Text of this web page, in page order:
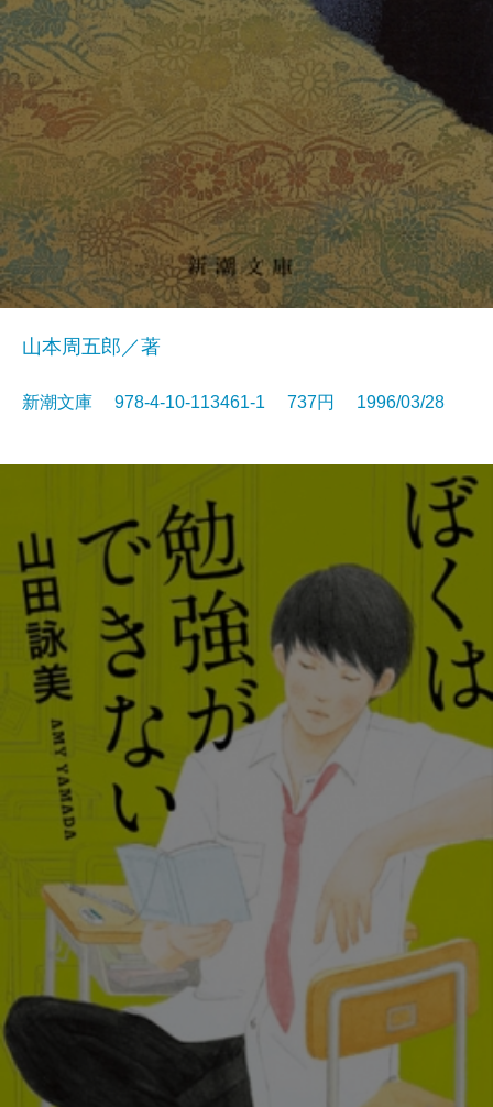
山本周五郎／著
新潮文庫 978-4-10-113461-1 737円 1996/03/28